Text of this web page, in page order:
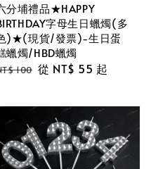
分埔禮品★HAPPY
字母生日蠟燭(多
)★(現貨/發票)-生日蛋
蠟燭/HBD蠟燭
100 Sale
從 NT$ 55 起